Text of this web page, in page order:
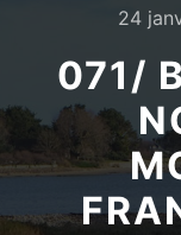
24
071/